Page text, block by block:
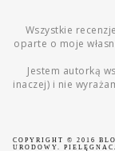
Wszystkie
oparte o moje
Jestem autorką
inaczej) i nie
COPYRIGHT © 2016
URODOWY.